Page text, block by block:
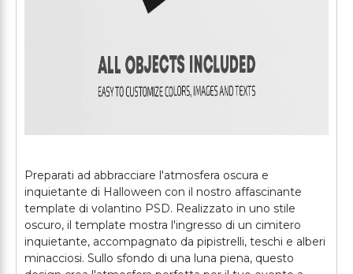
Preparati ad abbracciare l'atmosfera oscura e
inquietante di Halloween con il nostro affascinante
template di volantino PSD. Realizzato in uno stile
oscuro, il template mostra l'ingresso di un cimitero
inquietante, accompagnato da pipistrelli, teschi e alberi
minacciosi. Sullo sfondo di una luna piena, questo